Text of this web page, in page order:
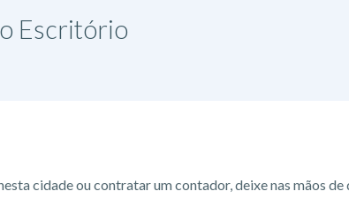
Escritório​
cidade ou contratar um contador, deixe nas mãos de